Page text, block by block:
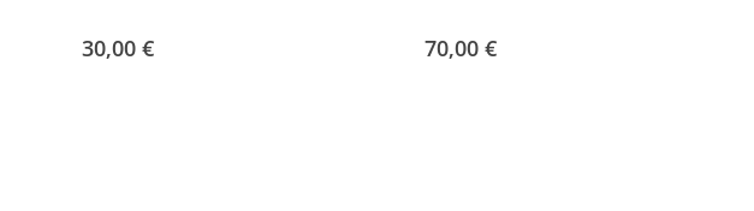
30,00 € 70,00 €